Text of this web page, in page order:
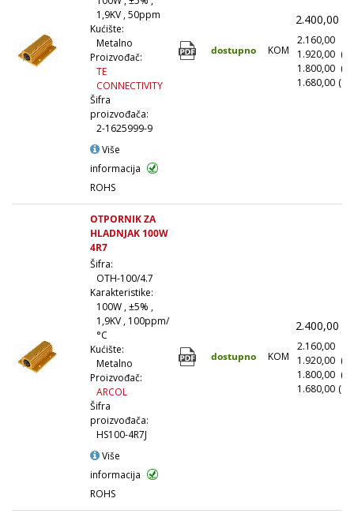
1,9KV , 50ppm
Kućište:
Metalno
Proizvođač:
TE
CONNECTIVITY
Šifra
proizvođača:
2-1625999-9
Više
informacija
ROHS
dostupno KOM
2.400,00
2.160,00
1.920,00
1.800,00
1.680,00
OTPORNIK ZA
HLADNJAK 100W
4R7
Šifra:
OTH-100/4.7
Karakteristike:
100W , ±5% ,
1,9KV , 100ppm/
°C
Kućište:
Metalno
Proizvođač:
ARCOL
Šifra
proizvođača:
HS100-4R7J
Više
informacija
ROHS
dostupno KOM
2.400,00
2.160,00
1.920,00
1.800,00
1.680,00